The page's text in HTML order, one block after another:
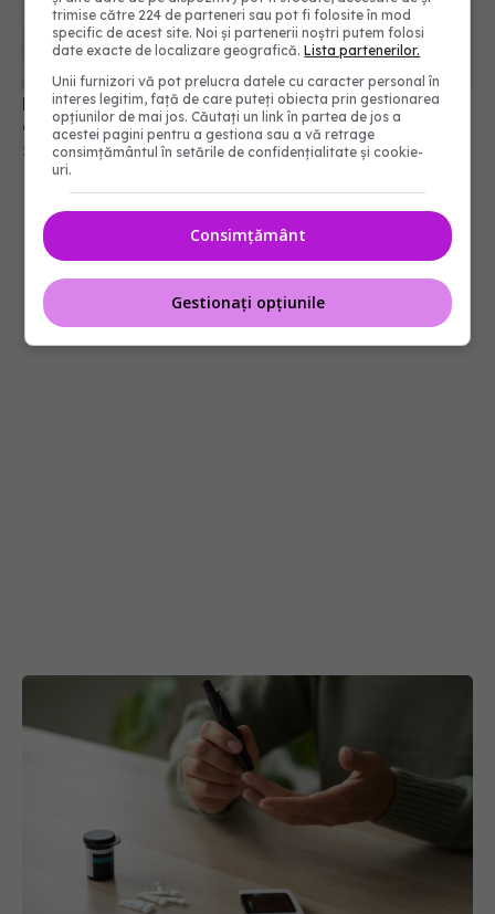
De ce crește glicemia fără să mănânci zahăr? Tot
ce trebuie să știi
29 iul 2026, 14:54
trimise către 224 de parteneri sau pot fi folosite în mod
specific de acest site. Noi și partenerii noștri putem folosi
date exacte de localizare geografică.Lista partenerilor.
Unii furnizori vă pot prelucra datele cu caracter personal în
interes legitim, față de care puteți obiecta prin gestionarea
opțiunilor de mai jos. Căutați un link în partea de jos a
acestei pagini pentru a gestiona sau a vă retrage
consimțământul în setările de confidențialitate și cookie-
uri.
Consimțământ
Gestionați opțiunile